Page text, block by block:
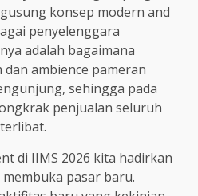
konsep modern and
penyelenggara
adalah bagaimana
ambience pameran
sehingga pada
penjualan seluruh
di IIMS 2026 kita hadirkan
pasar baru.